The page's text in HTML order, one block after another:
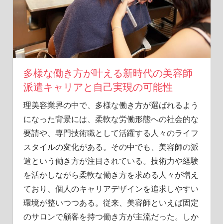
け
多様な働き方が叶える新時代の美容師
派遣キャリアと自己実現の可能性
理美容業界の中で、多様な働き方が選ばれるよう
になった背景には、柔軟な労働形態への社会的な
要請や、専門技術職として活躍する人々のライフ
スタイルの変化がある。 その中でも、美容師の派
遣という働き方が注目されている。技術力や経験
を活かしながら柔軟な働き方を求める人々が増え
ており、個人のキャリアデザインを追求しやすい
環境が整いつつある。従来、美容師といえば固定
のサロンで顧客を持つ働き方が主流だった。しか